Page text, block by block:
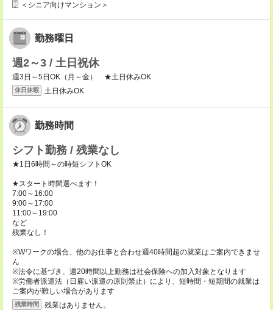
＜シニア向けマンション＞
勤務曜日
週2～3 / 土日祝休
週3日～5日OK（月～金） ★土日休みOK
休日休暇 土日休みOK
勤務時間
シフト勤務 / 残業なし
★1日6時間～の時短シフトOK
★スタート時間選べます！
7:00～16:00
9:00～17:00
11:00～19:00
など
残業なし！
※Wワークの場合、他のお仕事と合わせ週40時間超の就業はご案内できませ
ん
※法令に基づき、週20時間以上勤務は社会保険への加入対象となります
※労働者派遣法（日雇い派遣の原則禁止）により、短時間・短期間の就業は
ご案内が難しい場合があります
残業時間 残業はありません。